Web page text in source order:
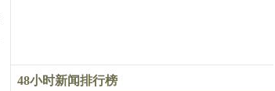
48小时新闻排行榜